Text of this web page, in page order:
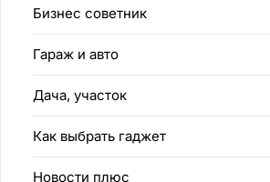
Бизнес советник
Гараж и авто
Дача, участок
Как выбрать гаджет
Новости плюс